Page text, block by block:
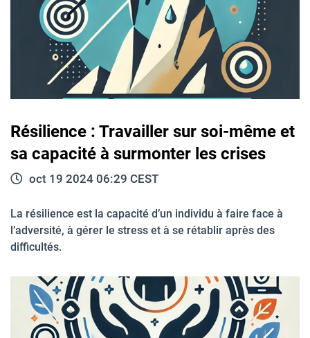
Résilience : Travailler sur soi-même et
sa capacité à surmonter les crises
oct 19 2024 06:29 CEST
La résilience est la capacité d’un individu à faire face à
l’adversité, à gérer le stress et à se rétablir après des
difficultés.